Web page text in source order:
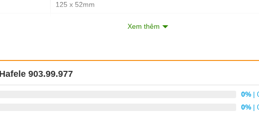
125 x 52mm
Đường kính Ø53.5mm
38 – 50mm
Xem thêm
903.99.977
0% |
0% |